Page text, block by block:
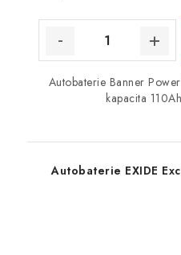
Autobaterie Banner
kapacita
Autobaterie EXIDE